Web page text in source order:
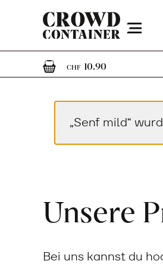
Menu
CHF 10.901 Artikel
„Senf mild“
Unsere
Bei uns kannst du